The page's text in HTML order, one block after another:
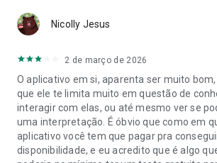
amizades e encontrar um amor verdadeiro,
você precisa.
---
usar. Oferecemos pacotes opcionais de
Boost e Bumble Premium) e recursos
pacotes múltiplos (Bumble Spotlight e
Seus dados são processados de forma
nossa Política de Privacidade e as leis
aqui: Política de Privacidade Termos e
Nicolly Jesus
2 de março de 2026
O aplicativo em si, aparenta ser muito
que ele te limita muito em questão de
interagir com elas, ou até mesmo ver se
uma interpretação. É óbvio que como em
aplicativo você tem que pagar pra
disponibilidade, e eu acredito que é algo